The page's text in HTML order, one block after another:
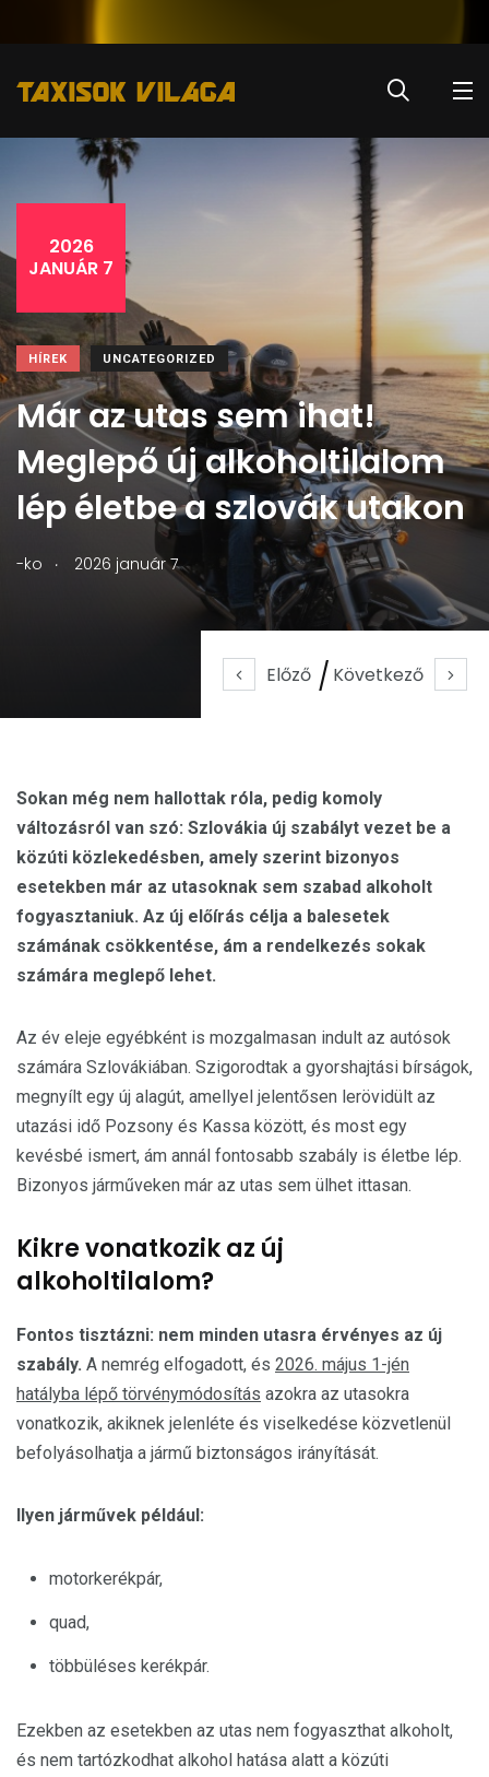
Előző Következő
2026
JANUÁR 7
HÍREK UNCATEGORIZED
Már az utas sem ihat!
Meglepő új alkoholtilalom
lép életbe a szlovák utakon
-ko . 2026 január 7
Sokan még nem hallottak róla, pedig komoly
változásról van szó: Szlovákia új szabályt vezet be a
közúti közlekedésben, amely szerint bizonyos
esetekben már az utasoknak sem szabad alkoholt
fogyasztaniuk. Az új előírás célja a balesetek
számának csökkentése, ám a rendelkezés sokak
számára meglepő lehet.
Az év eleje egyébként is mozgalmasan indult az autósok
számára Szlovákiában. Szigorodtak a gyorshajtási bírságok,
megnyílt egy új alagút, amellyel jelentősen lerövidült az
utazási idő Pozsony és Kassa között, és most egy
kevésbé ismert, ám annál fontosabb szabály is életbe lép.
Bizonyos járműveken már az utas sem ülhet ittasan.
Kikre vonatkozik az új
alkoholtilalom?
Fontos tisztázni: nem minden utasra érvényes az új
szabály. A nemrég elfogadott, és 2026. május 1-jén
hatályba lépő törvénymódosítás azokra az utasokra
vonatkozik, akiknek jelenléte és viselkedése közvetlenül
befolyásolhatja a jármű biztonságos irányítását.
Ilyen járművek például:
motorkerékpár,
quad,
többüléses kerékpár.
Ezekben az esetekben az utas nem fogyaszthat alkoholt,
és nem tartózkodhat alkohol hatása alatt a közúti